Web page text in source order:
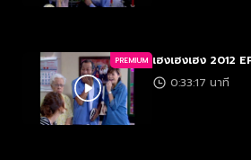
PREMIUM เฮงเฮงเฮง 2012
0:33:17 นาที